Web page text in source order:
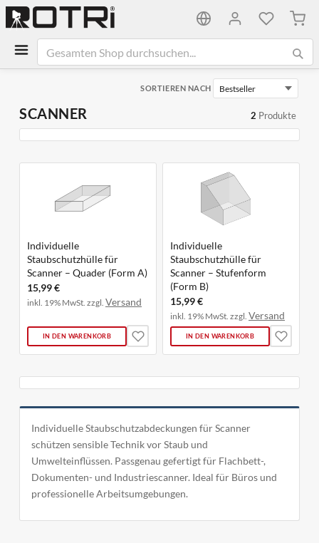
SORTIEREN NACH
SCANNER 2 Produkte
Individuelle
Staubschutzhülle für
Scanner – Quader (Form A)
15,99 €
inkl. 19% MwSt. zzgl. Versand
IN DEN WARENKORB
Individuelle
Staubschutzhülle für
Scanner – Stufenform
(Form B)
15,99 €
inkl. 19% MwSt. zzgl. Versand
IN DEN WARENKORB
Individuelle Staubschutzabdeckungen für Scanner
schützen sensible Technik vor Staub und
Umwelteinflüssen. Passgenau gefertigt für Flachbett-,
Dokumenten- und Industriescanner. Ideal für Büros und
professionelle Arbeitsumgebungen.